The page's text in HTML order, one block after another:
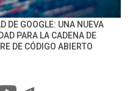
DE GOOGLE: UNA NUEVA
PARA LA CADENA DE
DE CÓDIGO ABIERTO